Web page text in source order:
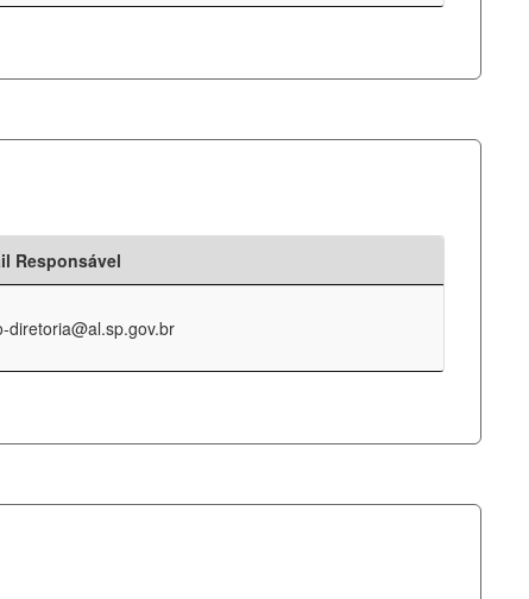
Responsável
diretoria@al.sp.gov.br